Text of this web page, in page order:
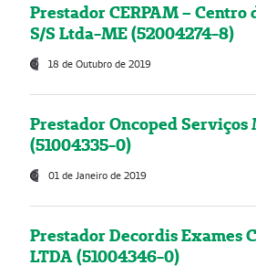
Prestador CERPAM – Centro
S/S Ltda-ME (52004274-8)
18 de Outubro de 2019
Prestador Oncoped Serviços
(51004335-0)
01 de Janeiro de 2019
Prestador Decordis Exames
LTDA (51004346-0)